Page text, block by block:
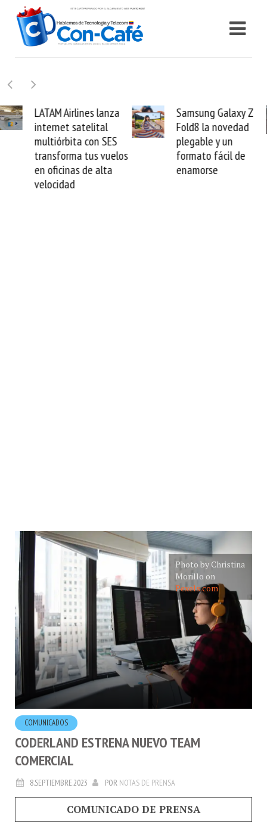
Samsung Galaxy Z
Fold8 la novedad
plegable y un
formato fácil de
enamorse
Cashea levanta 100
millones de dólares y
valida el crédito del
venezolano ante el
mundo
Photo by Christina
Morillo on
Pexels.com
COMUNICADOS
CODERLAND ESTRENA NUEVO TEAM
COMERCIAL
8.SEPTIEMBRE.2023
COMUNICADO DE PRENSA